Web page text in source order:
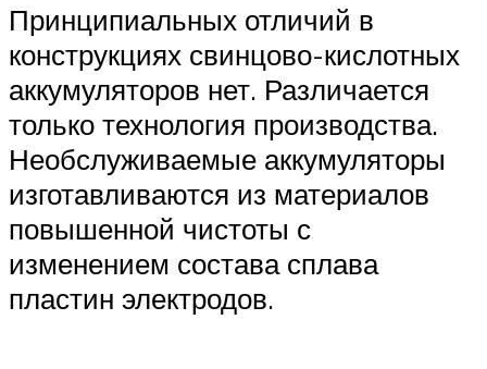
Принципиальных отличий в
конструкциях свинцово-кислотных
аккумуляторов нет. Различается
только технология производства.
Необслуживаемые аккумуляторы
изготавливаются из материалов
повышенной чистоты с
изменением состава сплава
пластин электродов.